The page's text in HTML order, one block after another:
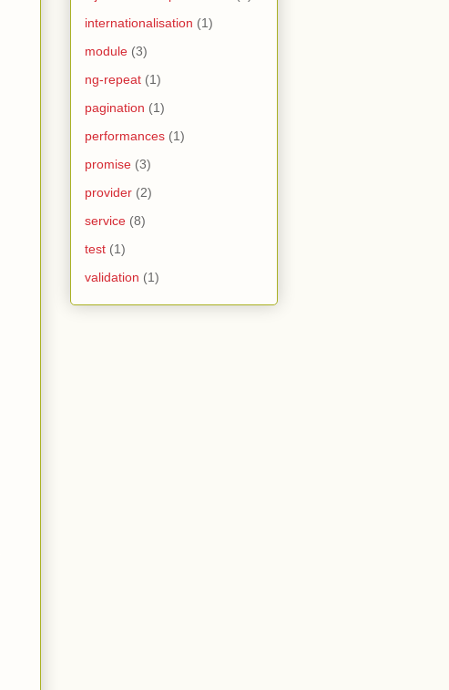
internationalisation (1)
module (3)
ng-repeat (1)
pagination (1)
performances (1)
promise (3)
provider (2)
service (8)
test (1)
validation (1)